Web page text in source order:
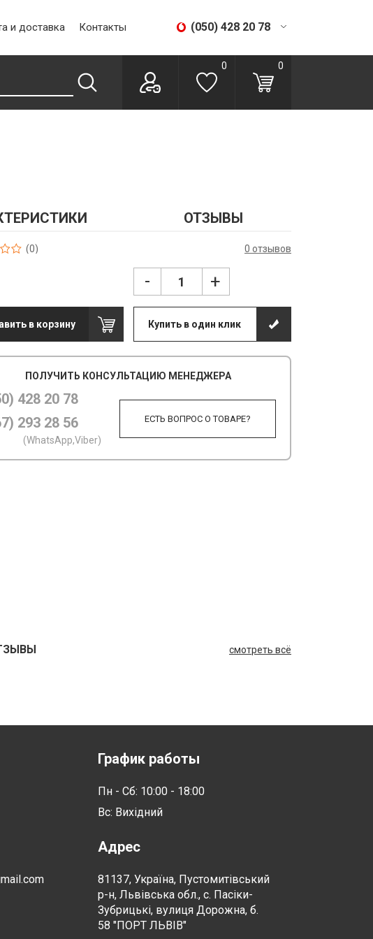
и доставка Контакты (050) 428 20 78
(067) 293 28 56
0 0
ОТЗЫВЫ
(0) 0 отзывов
- +
в корзину Купить в один клик
ПОЛУЧИТЬ КОНСУЛЬТАЦИЮ МЕНЕДЖЕРА
428 20 78
293 28 56
(WhatsApp,Viber)
ЕСТЬ ВОПРОС О ТОВАРЕ?
смотреть всё
График работы
Пн - Сб: 10:00 - 18:00
Вс: Вихідний
Адрес
81137, Україна, Пустомитівський
р-н, Львівська обл., с. Пасіки-
Зубрицькі, вулиця Дорожна, б.
58 "ПОРТ ЛЬВІВ"